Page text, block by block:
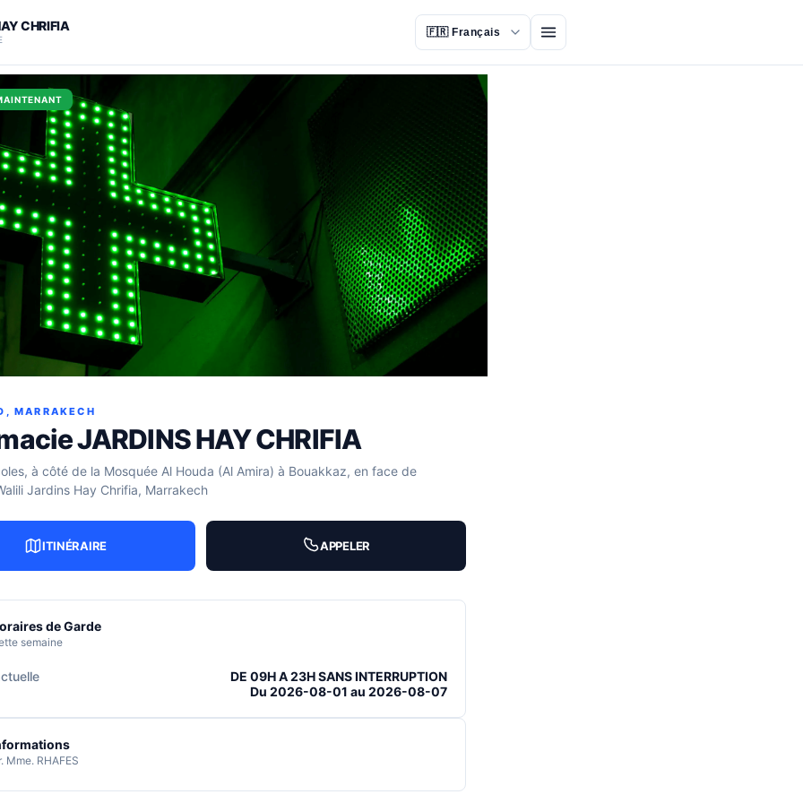
CHRIFIA
Ouvrir le menu
MARRAKECH
JARDINS HAY CHRIFIA
à côté de la Mosquée Al Houda (Al Amira) à Bouakkaz, en face de
Jardins Hay Chrifia, Marrakech
ITINÉRAIRE APPELER
de Garde
semaine
DE 09H A 23H SANS INTERRUPTION
Du 2026-08-01 au 2026-08-07
Mme. RHAFES